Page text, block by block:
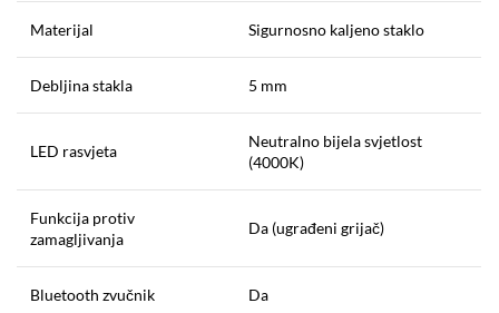
Materijal Sigurnosno kaljeno staklo
Debljina stakla 5 mm
LED rasvjeta
Neutralno bijela svjetlost
(4000K)
Funkcija protiv
zamagljivanja
Da (ugrađeni grijač)
Bluetooth zvučnik Da